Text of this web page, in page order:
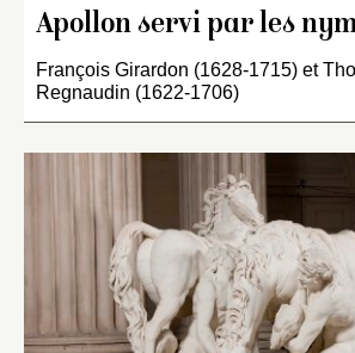
Apollon servi par les
François Girardon (1628-1715) et
Regnaudin (1622-1706)